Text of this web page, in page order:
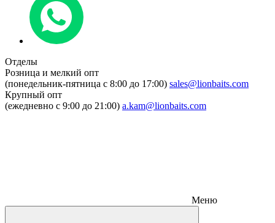
Отделы
Розница и мелкий опт
(понедельник-пятница c 8:00 до 17:00) sales@lionbaits.com
Крупный опт
(ежедневно с 9:00 до 21:00) a.kam@lionbaits.com
Меню